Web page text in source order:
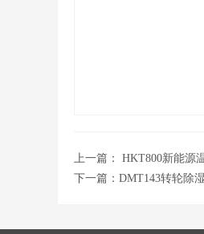
上一篇： HKT800新能源
下一篇： DMT143转轮除